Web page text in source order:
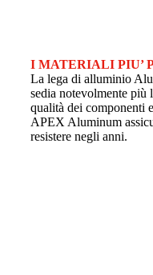
I MATERIALI PIU’
La lega di alluminio
sedia notevolmente più
qualità dei componenti
APEX Aluminum
resistere negli anni.